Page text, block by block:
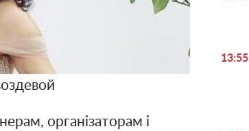
організаторам і
13:55